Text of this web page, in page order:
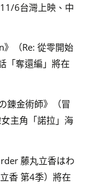
6台灣上映、中
（Re: 從零開始
「奪還編」將在
錬金術師》（冒
主角「諾拉」海
藤丸立香はわ
香 第4季）將在